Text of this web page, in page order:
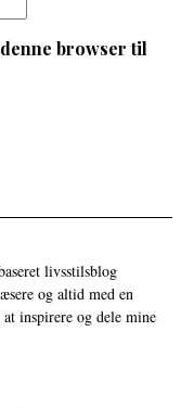
browser til
livsstilsblog
og altid med en
inspirere og dele mine